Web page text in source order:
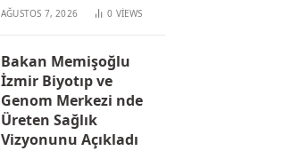
AĞUSTOS 7, 2026 0 VIEWS
Bakan Memişoğlu
İzmir Biyotıp ve
Genom Merkezi nde
Üreten Sağlık
Vizyonunu Açıkladı